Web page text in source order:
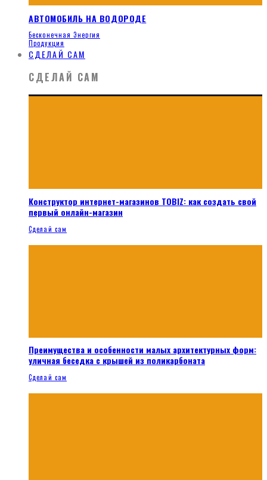
АВТОМОБИЛЬ НА ВОДОРОДЕ
Бесконечная Энергия
Продукция
СДЕЛАЙ САМ
СДЕЛАЙ САМ
Конструктор интернет-магазинов TOBIZ: как создать свой
первый онлайн-магазин
Сделай сам
Преимущества и особенности малых архитектурных форм:
уличная беседка с крышей из поликарбоната
Сделай сам